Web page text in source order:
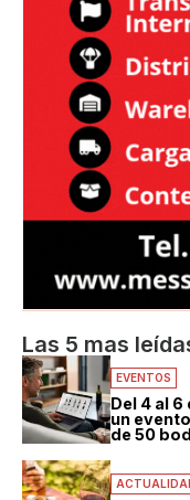
Las 5 mas
EVENTOS
Del 4 al
un
de 50